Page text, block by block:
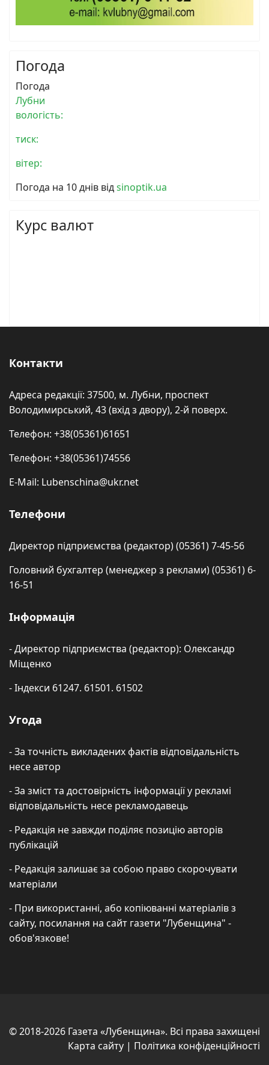
Погода
Погода
Лубни
вологість:
тиск:
вітер:
Погода на 10 днів відsinoptik.ua
Курс валют
Контакти
Адреса редакції: 37500, м. Лубни, проспект
Володимирський, 43 (вхід з двору), 2-й поверх.
Телефон: +38(05361)61651
Телефон: +38(05361)74556
E-Mail: Lubenschina@ukr.net
Телефони
Директор підприємства (редактор) (05361) 7-45-56
Головний бухгалтер (менеджер з реклами) (05361) 6-
16-51
Інформація
- Директор підприємства (редактор): Олександр
Міщенко
- Індекси 61247. 61501. 61502
Угода
- За точність викладених фактів відповідальність
несе автор
- За зміст та достовірність інформації у рекламі
відповідальність несе рекламодавець
- Редакція не завжди поділяє позицію авторів
публікацій
- Редакція залишає за собою право скорочувати
матеріали
- При використанні, або копіюванні матеріалів з
сайту, посилання на сайт газети "Лубенщина" -
обов'язкове!
© 2018-2026 Газета «Лубенщина». Всі права захищені
Карта сайту | Політика конфіденційності